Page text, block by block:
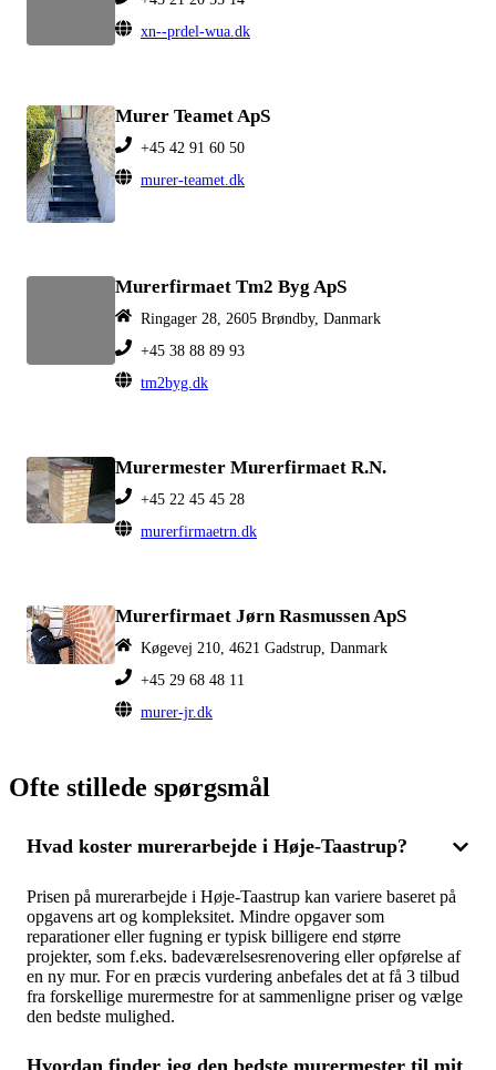
xn--prdel-wua.dk
Murer Teamet ApS
+45 42 91 60 50
murer-teamet.dk
Murerfirmaet Tm2 Byg ApS
Ringager 28, 2605 Brøndby, Danmark
+45 38 88 89 93
tm2byg.dk
Murermester Murerfirmaet R.N.
+45 22 45 45 28
murerfirmaetrn.dk
Murerfirmaet Jørn Rasmussen ApS
Køgevej 210, 4621 Gadstrup, Danmark
+45 29 68 48 11
murer-jr.dk
Ofte stillede spørgsmål
Hvad koster murerarbejde i Høje-Taastrup?
Prisen på murerarbejde i Høje-Taastrup kan variere baseret på
opgavens art og kompleksitet. Mindre opgaver som
reparationer eller fugning er typisk billigere end større
projekter, som f.eks. badeværelsesrenovering eller opførelse af
en ny mur. For en præcis vurdering anbefales det at få 3 tilbud
fra forskellige murermestre for at sammenligne priser og vælge
den bedste mulighed.